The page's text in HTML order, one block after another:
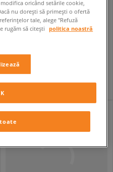
1 039,99 RON
oricând setările cookie,
nu dorești să primești o ofertă
tale, alege "Refuză
rugăm să citești
politica noastră